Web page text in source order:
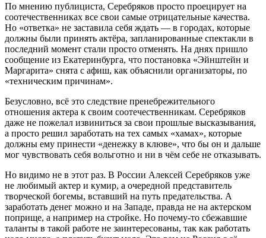
По мнению публициста, Серебряков просто проецирует на
соотечественниках все свои самые отрицательные качества.
Но «ответка» не заставила себя ждать — в городах, которые
должны были принять актёра, запланированные спектакли в
последний момент стали просто отменять. На днях пришло
сообщение из Екатеринбурга, что постановка «Эйнштейн и
Маргарита» снята с афиш, как объяснили организаторы, по
«техническим причинам».
Безусловно, всё это следствие пренебрежительного
отношения актера к своим соотечественникам. Серебряков
даже не пожелал извиниться за свои прошлые высказывания,
а просто решил заработать на тех самых «хамах», которые
должны ему принести «денежку в клюве», что бы он и дальше
мог чувствовать себя вольготно и ни в чём себе не отказывать.
Но видимо не в этот раз. В России Алексей Серебряков уже
не любимый актер и кумир, а очередной представитель
творческой богемы, вставший на путь предательства. А
заработать денег можно и на Западе, правда не на актерском
поприще, а например на стройке. Но почему-то сбежавшие
таланты в такой работе не заинтересованы, так как работать